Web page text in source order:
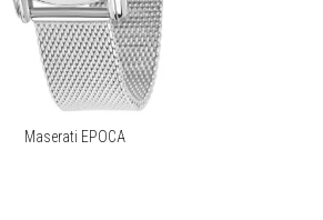
Maserati EPOCA